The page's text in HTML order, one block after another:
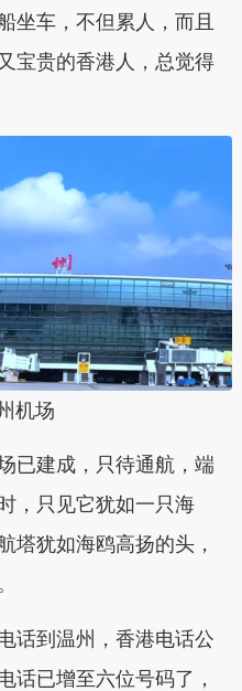
坐车，不但累人，而且
宝贵的香港人，总觉得
机场
已建成，只待通航，端
，只见它犹如一只海
塔犹如海鸥高扬的头，
话到温州，香港电话公
话已增至六位号码了，